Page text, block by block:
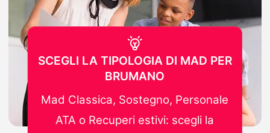
SCEGLI LA TIPOLOGIA DI MAD PER
BRUMANO
Mad Classica, Sostegno, Personale
ATA o Recuperi estivi: scegli la